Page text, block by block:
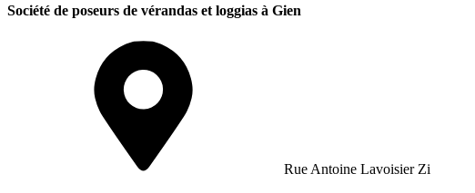
Société de poseurs de vérandas et loggias à Gien
Rue Antoine Lavoisier Zi